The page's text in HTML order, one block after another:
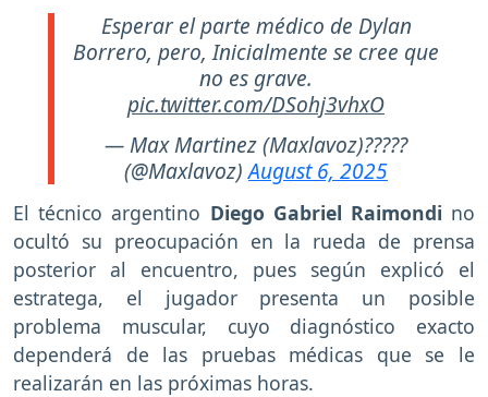
Esperar el parte médico de Dylan
Borrero, pero, Inicialmente se cree que
no es grave.
pic.twitter.com/DSohj3vhxO
— Max Martinez (Maxlavoz)?????
(@Maxlavoz)August 6, 2025
El técnico argentino Diego Gabriel Raimondi no
ocultó su preocupación en la rueda de prensa
posterior al encuentro, pues según explicó el
estratega, el jugador presenta un posible
problema muscular, cuyo diagnóstico exacto
dependerá de las pruebas médicas que se le
realizarán en las próximas horas.